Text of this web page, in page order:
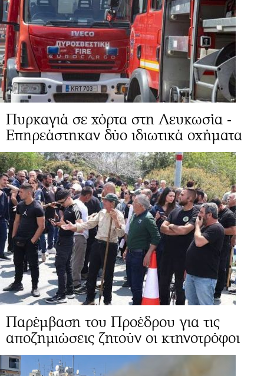
Πυρκαγιά σε χόρτα στη Λευκωσία -
Επηρεάστηκαν δύο ιδιωτικά οχήματα
Παρέμβαση του Προέδρου για τις
αποζημιώσεις ζητούν οι κτηνοτρόφοι